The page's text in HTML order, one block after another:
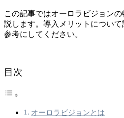
この記事ではオーロラビジョン
説します。導入メリットについ
参考にしてください。
目次
オーロラビジョンとは